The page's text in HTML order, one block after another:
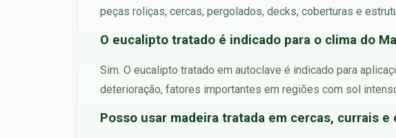
peças roliças, cercas, pergolados, decks, coberturas e
O eucalipto tratado é indicado para o clima do
Sim. O eucalipto tratado em autoclave é indicado para
deterioração, fatores importantes em regiões com sol
Posso usar madeira tratada em cercas, currais